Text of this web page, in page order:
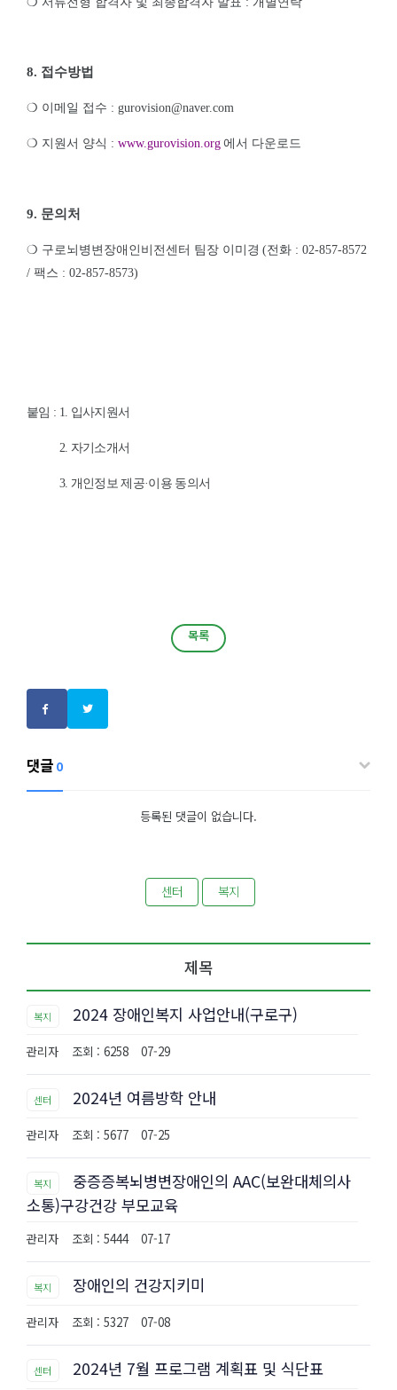
8. 접수방법
❍ 이메일 접수 : gurovision@naver.com
❍ 지원서 양식 : www.gurovision.org 에서 다운로드
9. 문의처
❍ 구로뇌병변장애인비전센터 팀장 이미경 (전화 : 02-857-8572
/ 팩스 : 02-857-8573)
붙임 : 1. 입사지원서
2. 자기소개서
3. 개인정보 제공·이용 동의서
목록
댓글 0
등록된 댓글이 없습니다.
센터 복지
제목
복지 2024 장애인복지 사업안내(구로구)
관리자 조회 : 6258 07-29
센터 2024년 여름방학 안내
관리자 조회 : 5677 07-25
복지
중증증복뇌병변장애인의 AAC(보완대체의사
소통)구강건강 부모교육
관리자 조회 : 5444 07-17
복지 장애인의 건강지키미
관리자 조회 : 5327 07-08
센터 2024년 7월 프로그램 계획표 및 식단표